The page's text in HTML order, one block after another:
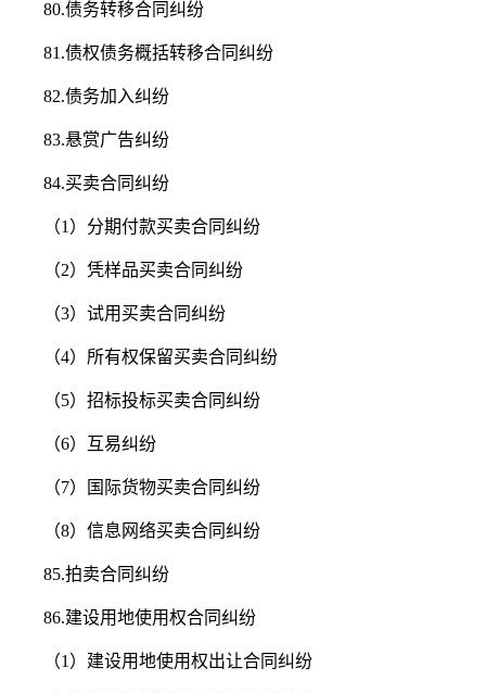
80.债务转移合同纠纷
81.债权债务概括转移合同纠纷
82.债务加入纠纷
83.悬赏广告纠纷
84.买卖合同纠纷
（1）分期付款买卖合同纠纷
（2）凭样品买卖合同纠纷
（3）试用买卖合同纠纷
（4）所有权保留买卖合同纠纷
（5）招标投标买卖合同纠纷
（6）互易纠纷
（7）国际货物买卖合同纠纷
（8）信息网络买卖合同纠纷
85.拍卖合同纠纷
86.建设用地使用权合同纠纷
（1）建设用地使用权出让合同纠纷